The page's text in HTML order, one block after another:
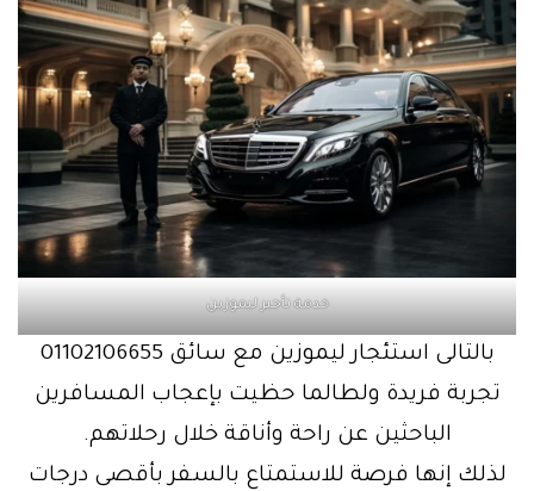
خدمة تأجير ليموزين
بالتالى استئجار ليموزين مع سائق 01102106655
تجربة فريدة ولطالما حظيت بإعجاب المسافرين
الباحثين عن راحة وأناقة خلال رحلاتهم.
لذلك إنها فرصة للاستمتاع بالسفر بأقصى درجات